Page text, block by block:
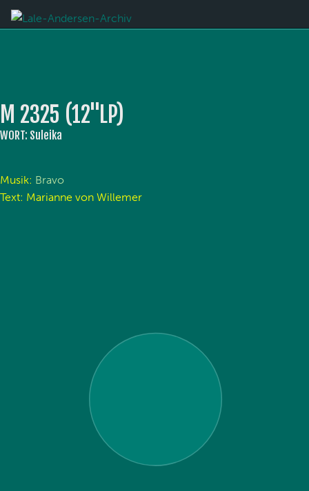
M 2325 (12''LP)
WORT: Suleika
Musik: Bravo
Text: Marianne von Willemer